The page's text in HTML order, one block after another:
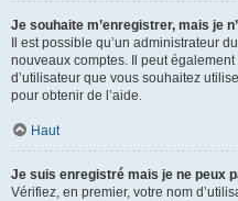
Je souhaite m’enregistrer, mais je
Il est possible qu’un administrateur
nouveaux comptes. Il peut
d’utilisateur que vous souhaitez
pour obtenir de l’aide.
Haut
Je suis enregistré mais je ne peux
Vérifiez, en premier, votre nom